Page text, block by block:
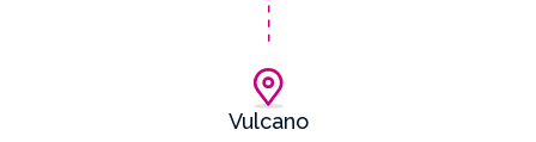
Vulcano